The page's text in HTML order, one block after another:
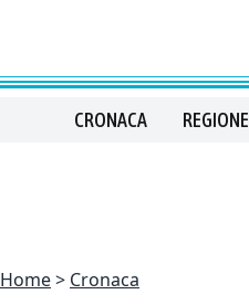
CRONACA REGIONE
Home Cronaca